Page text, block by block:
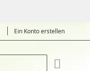
Ein Konto erstellen
Suche